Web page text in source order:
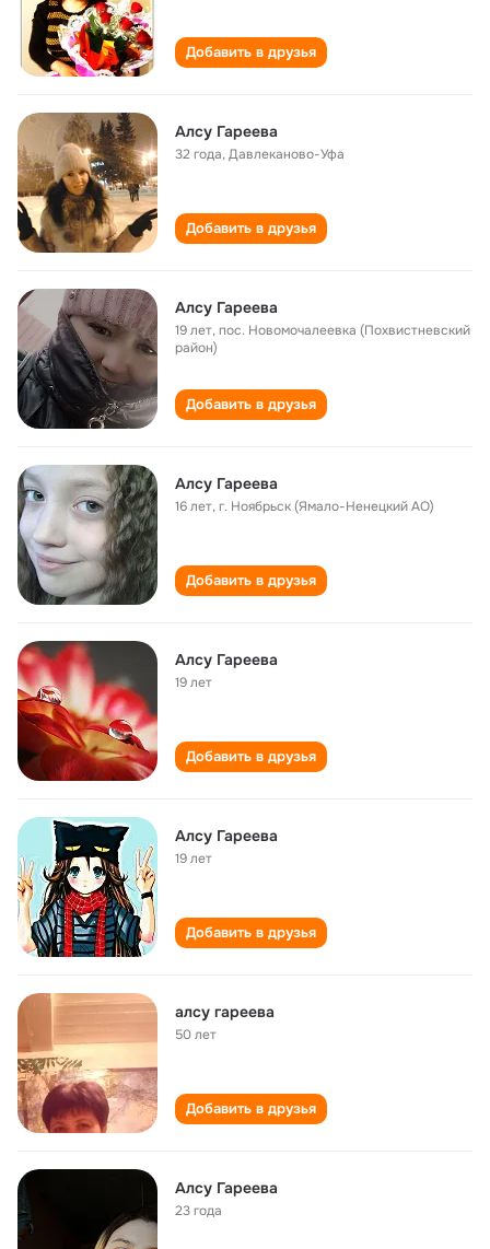
Добавить в друзья
Алсу Гареева
32 года,Давлеканово-Уфа
Добавить в друзья
Алсу Гареева
19 лет,пос. Новомочалеевка (Похвистневский
район)
Добавить в друзья
Алсу Гареева
16 лет,г. Ноябрьск (Ямало-Ненецкий АО)
Добавить в друзья
Алсу Гареева
19 лет
Добавить в друзья
Алсу Гареева
19 лет
Добавить в друзья
алсу гареева
50 лет
Добавить в друзья
Алсу Гареева
23 года